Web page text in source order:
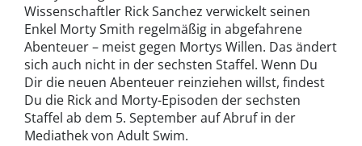
Wissenschaftler Rick Sanchez verwickelt seinen
Enkel Morty Smith regelmäßig in abgefahrene
Abenteuer – meist gegen Mortys Willen. Das ändert
sich auch nicht in der sechsten Staffel. Wenn Du
Dir die neuen Abenteuer reinziehen willst, findest
Du die Rick and Morty-Episoden der sechsten
Staffel ab dem 5. September auf Abruf in der
Mediathek von Adult Swim.